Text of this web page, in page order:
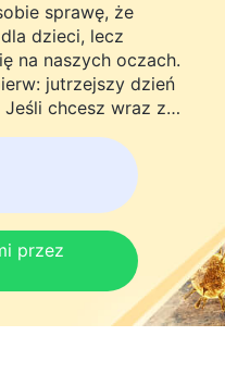
sprawę, że
dzieci, lecz
na naszych oczach.
jutrzejszy dzień
chcesz wraz z
znaleźć
kliknij
dołączyć do
tego do jutra.
przez